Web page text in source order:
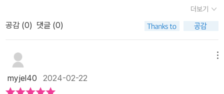
이들이 집중할 수 있도록 사로잡는답니다. 작가 타나카 타츠야 작가
는 세계 곳곳에서 미니어처 작품 전시회를 개최했고, 우리나라에서도
열렬한 반응으로 전시를 했다고 하니 저도 아이들 데리고 전시회를
가보고 싶네요. 2024년 3월 2일부터 국내 전시도 정말 기대가 됩니
다 ^^ 책 속에서 작가 미니어처를 찾은 우리! 어디 있는지 궁금하시
죠? 책 속에서 작가의 미니어처까지 꼭 찾아보세요~ 정말 한 권으로
나카 타츠야의 그림책은자세히 들여다보면 들여다볼수록더 큰 재미
를 느낄 수 있는데​지우개 의자,집게 쓰레받기,투명 자 유리창 등​슬쩍
쾌감이 있더라고요.숨은 그림 찾기 책도 아닌데계속 샅샅이 꼼꼼하게
살펴보게 되는매력적인 그림책!!​초밥이 옷을 사러 갔어요​익숙한 물건
속 새로운 재미를 알려준답니다.출판사에서 도서를 제공받아아이와
책 '초밥이 옷을 사러 갔어요'에요 선글라스를 끼고 당당하게 걸어가
는 초밥의 모습을 보자마자 루나의 웃음이 터졌는데요 초밥 접시로
만든 도심 풍경을 배경으로 당당히 걸어가는 멋쟁이 초밥의 모습은
제가 보아도 귀엽고 웃음이 났어요 분명 초밥인데 이렇게 당당하고
으면 좋겠다고 하더라고요 기존 작품 '작고 작고 큰'에서는 우리 주변
더보기
공감 (0) 댓글 (0)
myjel40 2024-02-22